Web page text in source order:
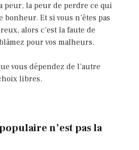
peur, la peur de perdre ce qui
bonheur. Et si vous n’êtes pas
alors c’est la faute de
pour vos malheurs.
vous dépendez de l’autre
libres.
n’est pas la